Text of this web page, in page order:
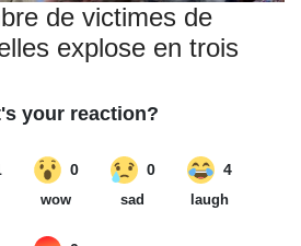
de victimes de
explose en trois